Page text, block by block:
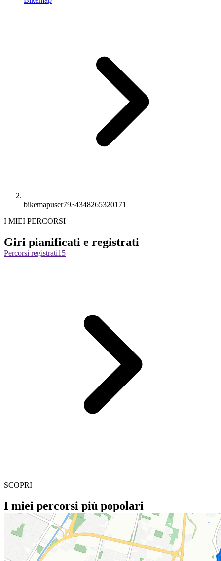
bikemapuser7934348265320171
I MIEI PERCORSI
Giri pianificati e registrati
Percorsi registrati15
SCOPRI
I miei percorsi più popolari